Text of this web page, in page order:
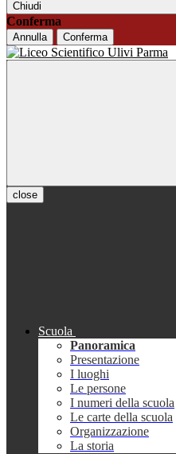
Chiudi
Conferma
Annulla Conferma
close
Scuola
Panoramica
Presentazione
I luoghi
Le persone
I numeri della scuola
Le carte della scuola
Organizzazione
La storia